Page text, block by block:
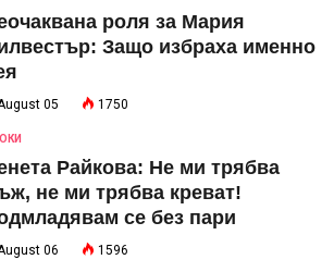
роля за Мария
Защо избраха именно
05 1750
Райкова: Не ми трябва
не ми трябва креват!
се без пари
06 1596